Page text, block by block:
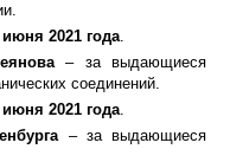
2021 года.
– за выдающиеся
соединений.
2021 года.
– за выдающиеся